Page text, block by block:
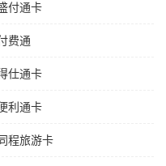
付通卡
费通
仕通卡
利通卡
程旅游卡